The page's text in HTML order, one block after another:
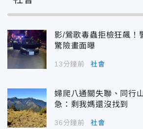
影/鶯歌毒蟲拒檢狂飆
驚險畫面曝
13分鐘前 社會
婦爬八通關失聯、同行
急：剩我媽還沒找到
36分鐘前 社會